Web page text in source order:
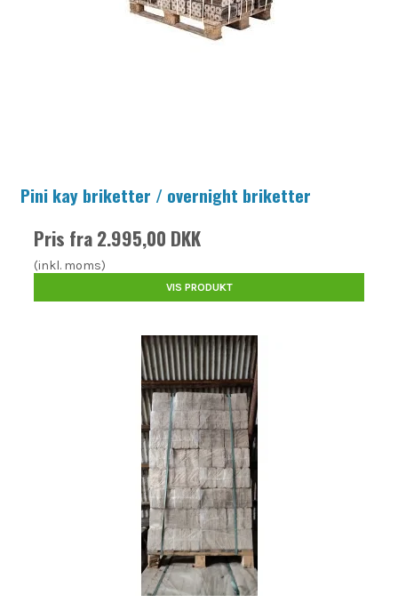
Pini kay briketter / overnight briketter
Pris fra2.995,00 DKK
(inkl. moms)
VIS PRODUKT